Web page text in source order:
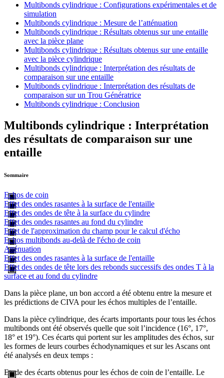
Multibonds cylindrique : Configurations expérimentales et de
simulation
Multibonds cylindrique : Mesure de l’atténuation
Multibonds cylindrique : Résultats obtenus sur une entaille
avec la pièce plane
Multibonds cylindrique : Résultats obtenus sur une entaille
avec la pièce cylindrique
Multibonds cylindrique : Interprétation des résultats de
comparaison sur une entaille
Multibonds cylindrique : Interprétation des résultats de
comparaison sur un Trou Génératrice
Multibonds cylindrique : Conclusion
Multibonds cylindrique : Interprétation
des résultats de comparaison sur une
entaille
Sommaire
Echos de coin
Effet des ondes rasantes à la surface de l'entaille
Effet des ondes de tête à la surface du cylindre
Effet des ondes rasantes au fond du cylindre
Effet de l'approximation du champ pour le calcul d'écho
Echos multibonds au-delà de l'écho de coin
Atténuation
Effet des ondes rasantes à la surface de l'entaille
Effet des ondes de tête lors des rebonds successifs des ondes T à la
surface et au fond du cylindre
Dans la pièce plane, un bon accord a été obtenu entre la mesure et
les prédictions de CIVA pour les échos multiples de l’entaille.
Dans la pièce cylindrique, des écarts importants pour tous les échos
multibonds ont été observés quelle que soit l’incidence (16°, 17°,
18° et 19°). Ces écarts qui portent sur les amplitudes des échos, sur
les formes de leurs courbes échodynamiques et sur les Ascans ont
été analysés en deux temps :
Etude des écarts obtenus pour les échos de coin de l’entaille. Le